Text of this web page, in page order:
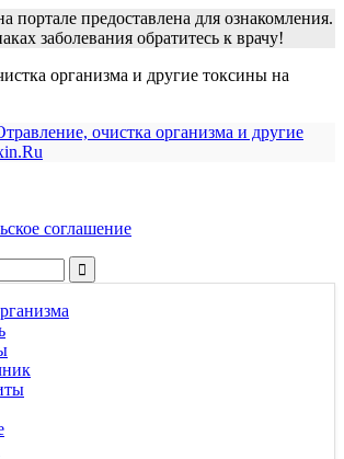
портале предоставлена для ознакомления.
заболевания обратитесь к врачу!
организма и другие токсины на
соглашение